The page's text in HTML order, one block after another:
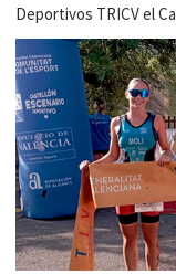
Deportivos TRICV el